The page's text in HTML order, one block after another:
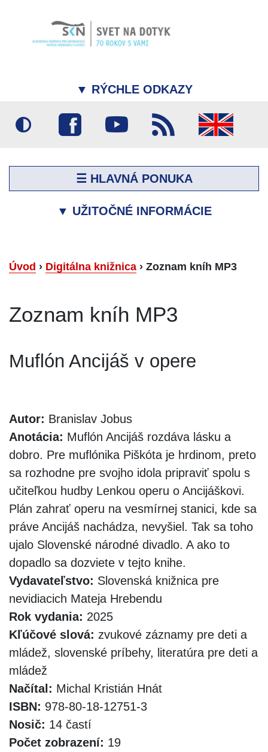
▼ RÝCHLE ODKAZY
☰ HLAVNÁ PONUKA
▼ UŽITOČNÉ INFORMÁCIE
Úvod › Digitálna knižnica › Zoznam kníh MP3
Zoznam kníh MP3
Muflón Ancijáš v opere
Autor: Branislav Jobus
Anotácia: Muflón Ancijáš rozdáva lásku a
dobro. Pre muflónika Piškóta je hrdinom, preto
sa rozhodne pre svojho idola pripraviť spolu s
učiteľkou hudby Lenkou operu o Ancijáškovi.
Plán zahrať operu na vesmírnej stanici, kde sa
práve Ancijáš nachádza, nevyšiel. Tak sa toho
ujalo Slovenské národné divadlo. A ako to
dopadlo sa dozviete v tejto knihe.
Vydavateľstvo: Slovenská knižnica pre
nevidiacich Mateja Hrebendu
Rok vydania: 2025
Kľúčové slová: zvukové záznamy pre deti a
mládež, slovenské príbehy, literatúra pre deti a
mládež
Načítal: Michal Kristián Hnát
ISBN: 978-80-18-12751-3
Nosič: 14 častí
Počet zobrazení: 19